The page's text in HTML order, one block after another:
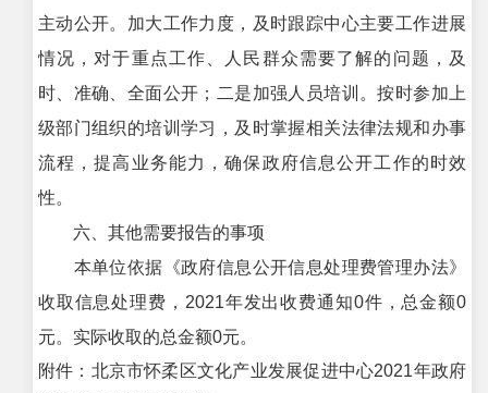
主动公开。加大工作力度，及时跟踪中心主要工作进展
情况，对于重点工作、人民群众需要了解的问题，及
时、准确、全面公开；二是加强人员培训。按时参加上
级部门组织的培训学习，及时掌握相关法律法规和办事
流程，提高业务能力，确保政府信息公开工作的时效
性。
六、其他需要报告的事项
本单位依据《政府信息公开信息处理费管理办法》
收取信息处理费，2021年发出收费通知0件，总金额0
元。实际收取的总金额0元。
附件：北京市怀柔区文化产业发展促进中心2021年政府